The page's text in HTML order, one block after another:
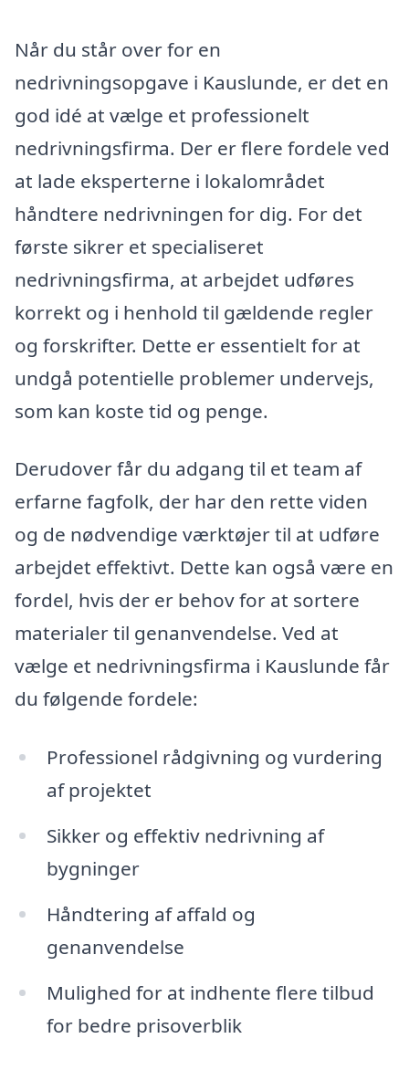
Når du står over for en
nedrivningsopgave i Kauslunde, er det en
god idé at vælge et professionelt
nedrivningsfirma. Der er flere fordele ved
at lade eksperterne i lokalområdet
håndtere nedrivningen for dig. For det
første sikrer et specialiseret
nedrivningsfirma, at arbejdet udføres
korrekt og i henhold til gældende regler
og forskrifter. Dette er essentielt for at
undgå potentielle problemer undervejs,
som kan koste tid og penge.
Derudover får du adgang til et team af
erfarne fagfolk, der har den rette viden
og de nødvendige værktøjer til at udføre
arbejdet effektivt. Dette kan også være en
fordel, hvis der er behov for at sortere
materialer til genanvendelse. Ved at
vælge et nedrivningsfirma i Kauslunde får
du følgende fordele:
Professionel rådgivning og vurdering
af projektet
Sikker og effektiv nedrivning af
bygninger
Håndtering af affald og
genanvendelse
Mulighed for at indhente flere tilbud
for bedre prisoverblik